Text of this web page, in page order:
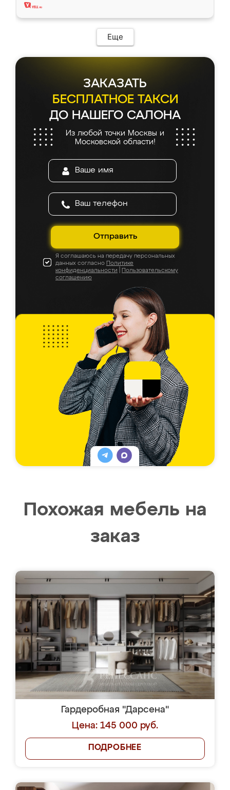
Еще
ЗАКАЗАТЬ
БЕСПЛАТНОЕ ТАКСИ
ДО НАШЕГО САЛОНА
Из любой точки Москвы и
Московской области!
Отправить
Я соглашаюсь на передачу персональных
данных согласно Политике
конфиденциальности
Пользовательскому
соглашению
Похожая мебель на
заказ
Гардеробная "Дарсена"
Цена: 145 000 руб.
ПОДРОБНЕЕ